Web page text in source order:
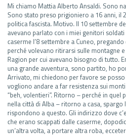
Mi chiamo Mattia Alberto Ansaldi. Sono
Sono stato preso prigioniero a 16 anni, il
politica fascista. Motivo. Il 10 settembre
avevano parlato con i miei genitori
caserme l’8 settembre a Cuneo,
perché volevano ritirarsi sulle montagne
Ragion per cui avevano bisogno di tutto.
una grande avventura, sono partito, ho
Arrivato, mi chiedono per favore se
vogliono andare a far resistenza sui
“beh, volentieri”. Ritorno – perché in
nella città di Alba – ritorno a casa, spargo
rispondono a questo. Gli indirizzo dove
che erano scappati dalle caserme,
un’altra volta, a portare altra roba,